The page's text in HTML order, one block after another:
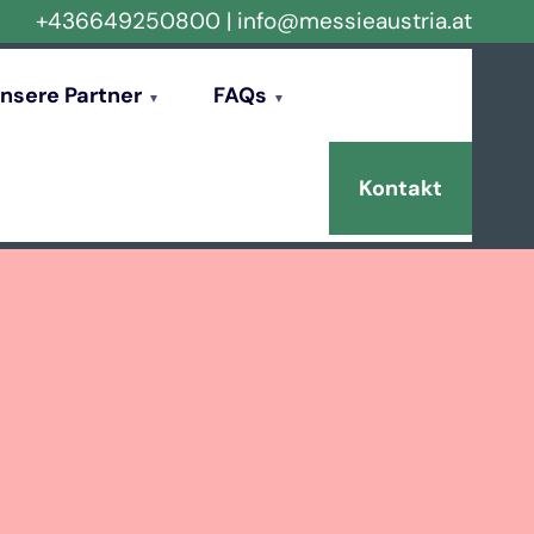
+436649250800 | info@messieaustria.at
Partner FAQs
Kontakt